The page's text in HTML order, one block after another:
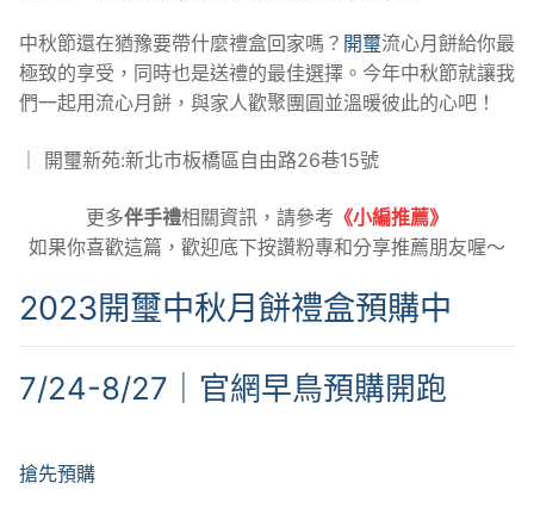
中秋節還在猶豫要帶什麼禮盒回家嗎？ 開璽流心月餅給你最
極致的享受，同時也是送禮的最佳選擇。今年中秋節就讓我
們一起用流心月餅，與家人歡聚團圓並溫暖彼此的心吧！
｜ 開璽新苑:新北市板橋區自由路26巷15號
更多伴手禮相關資訊，請參考 《小編推薦》
如果你喜歡這篇，歡迎底下按讚粉專和分享推薦朋友喔～
2023開璽中秋月餅禮盒預購中
7/24-8/27｜官網早鳥預購開跑
搶先預購